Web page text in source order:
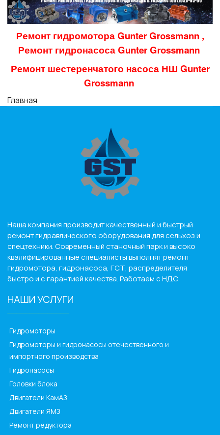
Ремонт гидромотораGunter Grossmann ,
Ремонт гидронасосаGunter Grossmann
Ремонт шестеренчатого насоса НШ Gunter
Grossmann
Главная
Наша компания производит качественный и быстрый
ремонт гидравлического оборудования для сельхоз и
спецтехники. Современный станочный парк и высоко
квалифицированные специалисты выполнят ремонт
гидромотора, гидронасоса, ГСТ, распределителя
быстро и с гарантией качества. Работаем с НДС.
НАШИ УСЛУГИ
Гидромоторы
Гидромоторы и гидронасосы отечественного и
импортного производства
Гидронасосы
Головки блока
Двигатели КамАЗ
Двигатели ЯМЗ
Ремонт редуктора